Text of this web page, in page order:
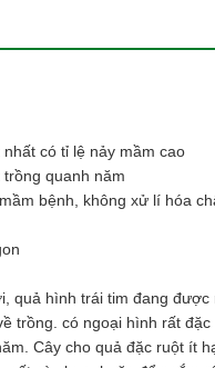
có tỉ lệ nảy mầm cao
quanh năm
bệnh, không xử lí hóa
quả hình trái tim đang
trồng. có ngoại hình rất
Cây cho quả đặc ruột ít